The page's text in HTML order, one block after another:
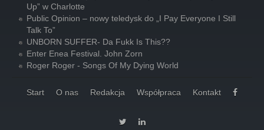
Up” w Charlotte
Public Opinion – nowy teledysk do „I Pay Everyone I Still
Talk To”
UNBORN SUFFER- Da Fukk Is This??
Enter Enea Festival. John Zorn
Roger Roger - Songs Of My Dying World
Start O nas Redakcja Współpraca Kontakt